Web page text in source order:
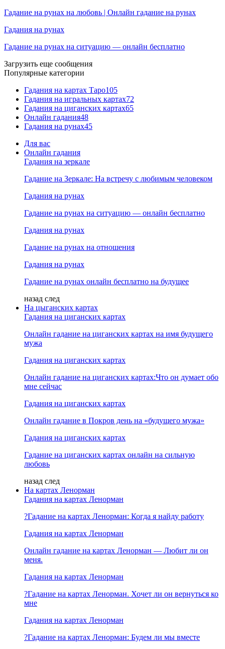
Гадание на рунах на любовь | Онлайн гадание на рунах
Гадания на рунах
Гадание на рунах на ситуацию — онлайн бесплатно
Загрузить еще сообщения
Популярные категории
Гадания на картах Таро105
Гадания на игральных картах72
Гадания на циганских картах65
Онлайн гадания48
Гадания на рунах45
Для вас
Онлайн гадания
Гадания на зеркале
Гадание на Зеркале: На встречу с любимым человеком
Гадания на рунах
Гадание на рунах на ситуацию — онлайн бесплатно
Гадания на рунах
Гадание на рунах на отношения
Гадания на рунах
Гадание на рунах онлайн бесплатно на будущее
назад след
На цыганских картах
Гадания на циганских картах
Онлайн гадание на циганских картах на имя будущего
мужа
Гадания на циганских картах
Онлайн гадание на циганских картах:Что он думает обо
мне сейчас
Гадания на циганских картах
Онлайн гадание в Покров день на «будущего мужа»
Гадания на циганских картах
Гадание на циганских картах онлайн на сильную
любовь
назад след
На картах Ленорман
Гадания на картах Ленорман
?Гадание на картах Ленорман: Когда я найду работу
Гадания на картах Ленорман
Онлайн гадание на картах Ленорман — Любит ли он
меня.
Гадания на картах Ленорман
?Гадание на картах Ленорман. Хочет ли он вернуться ко
мне
Гадания на картах Ленорман
?Гадание на картах Ленорман: Будем ли мы вместе